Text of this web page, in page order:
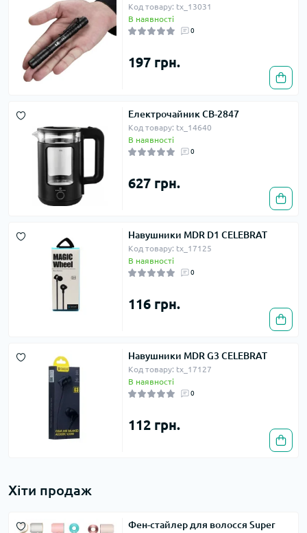
Код товару: tx_13031
В наявності
0
197 грн.
Електрочайник СВ-2847
Код товару: tx_14640
В наявності
0
627 грн.
Навушники MDR D1 CELEBRAT
Код товару: tx_17125
В наявності
0
116 грн.
Навушники MDR G3 CELEBRAT
Код товару: tx_17127
В наявності
0
112 грн.
Хіти продаж
Фен-стайлер для волосся Super